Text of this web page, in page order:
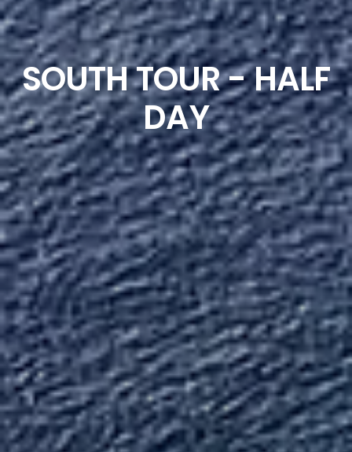
SOUTH TOUR - HALF
DAY